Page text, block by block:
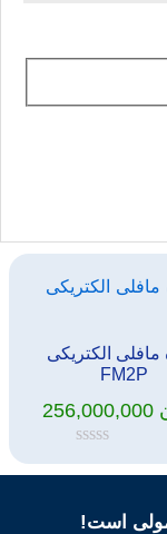
مافلی الکتریکی
FM2P
256,000,000
امتیاز
0
است!